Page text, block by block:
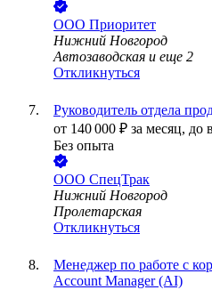
ООО Приоритет
Нижний Новгород
Автозаводская и еще 2
Откликнуться
Руководитель отдела
от 140 000 ₽ за месяц, до
Без опыта
ООО СпецТрак
Нижний Новгород
Пролетарская
Откликнуться
Менеджер по работе с
Account Manager (AI)